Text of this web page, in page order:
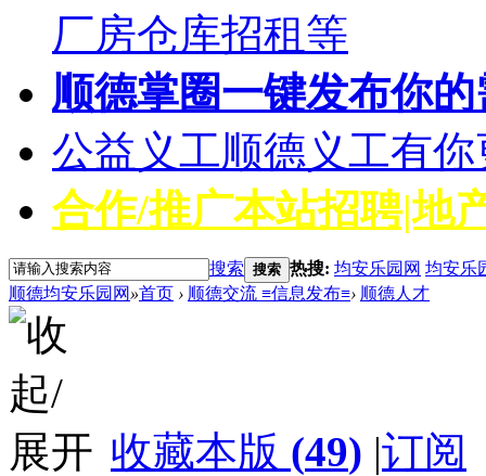
厂房仓库招租等
顺德掌圈一键发布你
公益义工顺德义工有
合作/推广本站招聘|地
搜索 搜索 热搜: 均安乐园网 均安乐
顺德均安乐园网 »首页 › 顺德交流 ≡信息发布≡› 顺德人才
收藏本版 (49) |订阅